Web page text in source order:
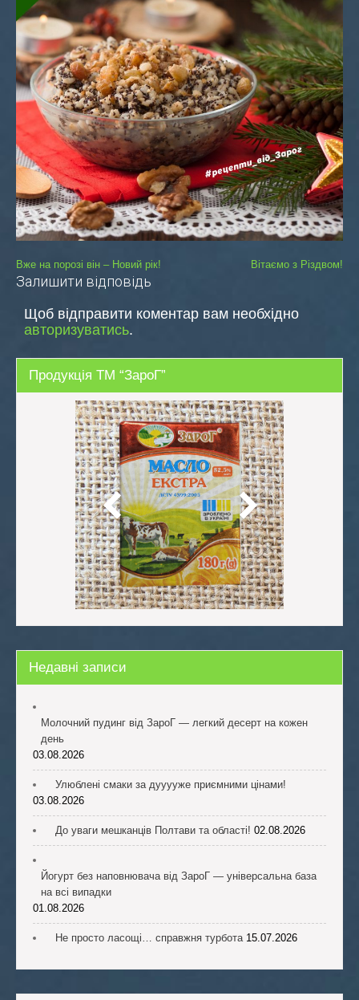
Навігація
записів
Вже на порозі він – Новий рік! Вітаємо з Різдвом!
Залишити відповідь
Щоб відправити коментар вам необхідно
авторизуватись.
Продукція ТМ “ЗароГ”
Недавні записи
Молочний пудинг від ЗароГ — легкий десерт на кожен
день
03.08.2026
Улюблені смаки за дууууже приємними цінами!
03.08.2026
До уваги мешканців Полтави та області! 02.08.2026
Йогурт без наповнювача від ЗароГ — універсальна база
на всі випадки
01.08.2026
Не просто ласощі… справжня турбота 15.07.2026